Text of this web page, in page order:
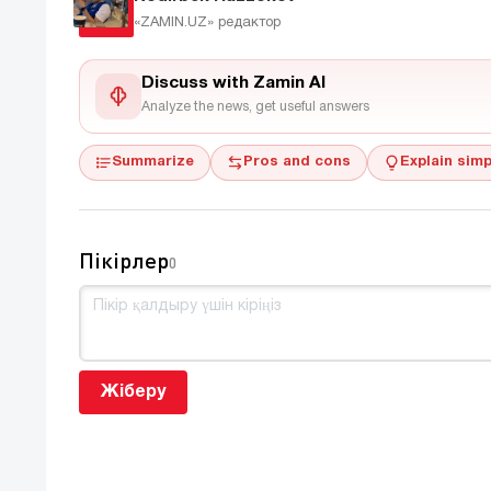
«ZAMIN.UZ» редактор
Discuss with Zamin AI
Analyze the news, get useful answers
Summarize Pros and cons Explain
Пікірлер0
Жіберу